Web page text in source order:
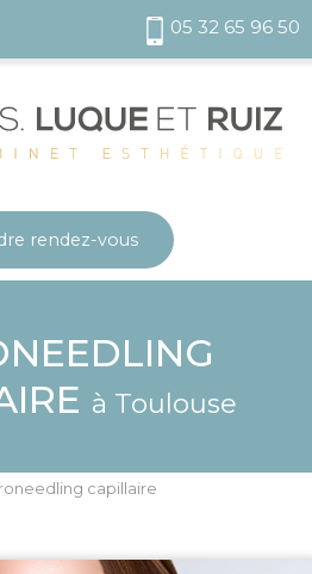
05 32 65 96 50
rendez-vous
à Toulouse
capillaire